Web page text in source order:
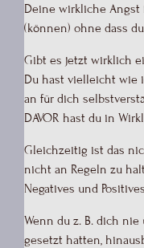
Deine wirkliche
(können) ohne dass
Gibt es jetzt wirklich
Du hast vielleicht wie
an für dich
DAVOR hast du in
Gleichzeitig ist das
nicht an Regeln zu
Negatives und
Wenn du z. B. dich
gesetzt hatten,